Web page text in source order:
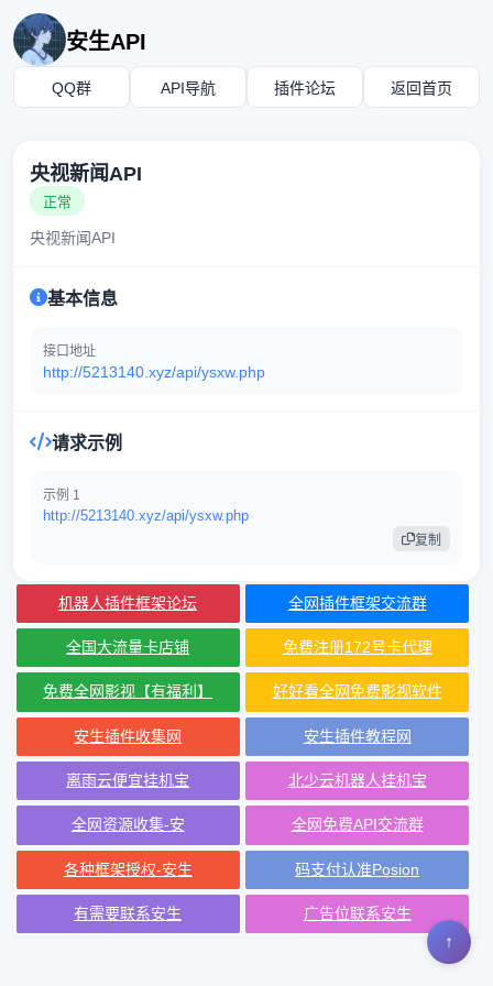
安生API
QQ群 API导航 插件论坛 返回首页
央视新闻API
正常
央视新闻API
基本信息
接口地址
http://5213140.xyz/api/ysxw.php
请求示例
示例 1
http://5213140.xyz/api/ysxw.php
复制
↑
机器人插件框架论坛 全网插件框架交流群
全国大流量卡店铺 免费注册172号卡代理
免费全网影视【有福利】 好好看全网免费影视软件
安生插件收集网 安生插件教程网
离雨云便宜挂机宝 北少云机器人挂机宝
全网资源收集-安 全网免费API交流群
各种框架授权-安生 码支付认准Posion
有需要联系安生 广告位联系安生